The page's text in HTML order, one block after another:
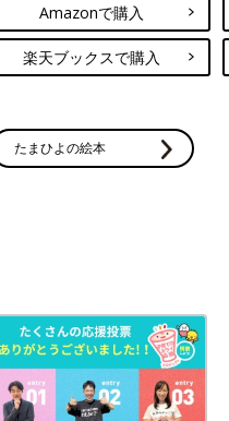
Amazonで購入
楽天ブックスで購入
たまひよの絵本